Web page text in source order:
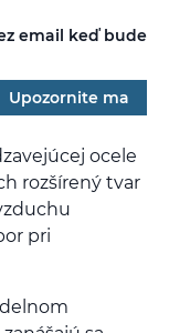
email keď bude
Upozornite ma
ocele
rozšírený tvar
pri